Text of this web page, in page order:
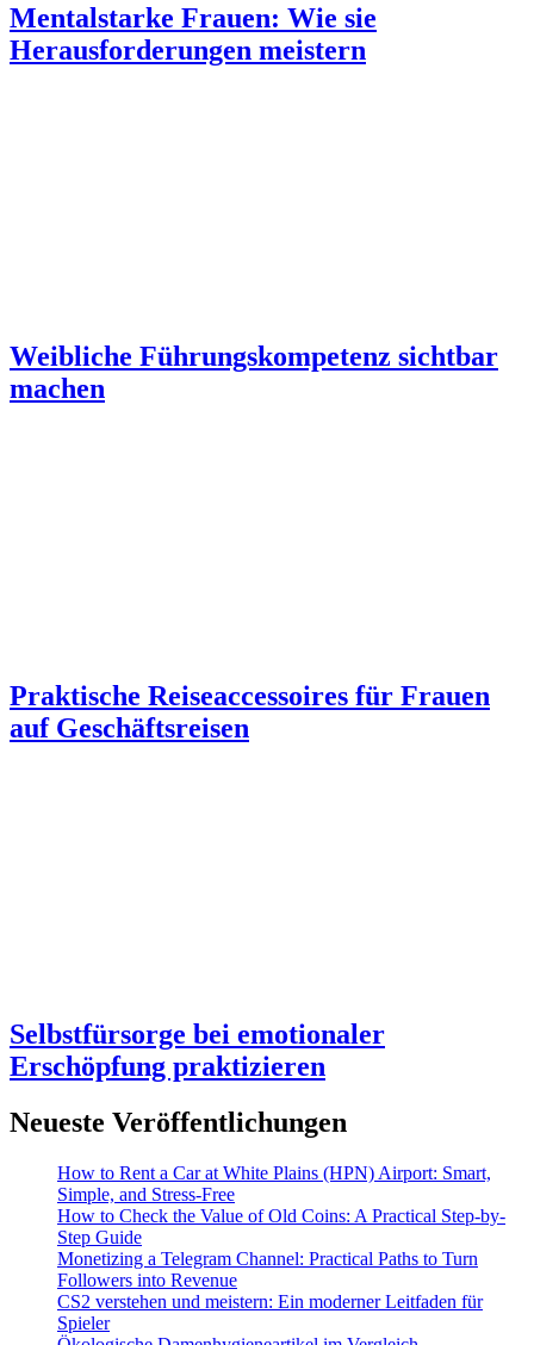
Mentalstarke Frauen: Wie sie
Herausforderungen meistern
Weibliche Führungskompetenz sichtbar
machen
Praktische Reiseaccessoires für Frauen
auf Geschäftsreisen
Selbstfürsorge bei emotionaler
Erschöpfung praktizieren
Neueste Veröffentlichungen
How to Rent a Car at White Plains (HPN) Airport: Smart,
Simple, and Stress-Free
How to Check the Value of Old Coins: A Practical Step-by-
Step Guide
Monetizing a Telegram Channel: Practical Paths to Turn
Followers into Revenue
CS2 verstehen und meistern: Ein moderner Leitfaden für
Spieler